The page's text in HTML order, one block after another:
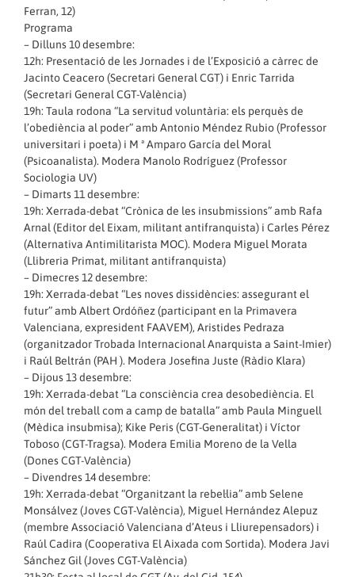
Ferran, 12)
Programa
– Dilluns 10 desembre:
12h: Presentació de les Jornades i de l’Exposició a càrrec de
Jacinto Ceacero (Secretari General CGT) i Enric Tarrida
(Secretari General CGT-València)
19h: Taula rodona “La servitud voluntària: els perquès de
l’obediència al poder” amb Antonio Méndez Rubio (Professor
universitari i poeta) i M ª Amparo García del Moral
(Psicoanalista). Modera Manolo Rodríguez (Professor
Sociologia UV)
– Dimarts 11 desembre:
19h: Xerrada-debat “Crònica de les insubmissions” amb Rafa
Arnal (Editor del Eixam, militant antifranquista) i Carles Pérez
(Alternativa Antimilitarista MOC). Modera Miguel Morata
(Llibreria Primat, militant antifranquista)
– Dimecres 12 desembre:
19h: Xerrada-debat “Les noves dissidències: assegurant el
futur” amb Albert Ordóñez (participant en la Primavera
Valenciana, expresident FAAVEM), Aristides Pedraza
(organitzador Trobada Internacional Anarquista a Saint-Imier)
i Raúl Beltrán (PAH ). Modera Josefina Juste (Ràdio Klara)
– Dijous 13 desembre:
19h: Xerrada-debat “La consciència crea desobediència. El
món del treball com a camp de batalla” amb Paula Minguell
(Mèdica insubmisa); Kike Peris (CGT-Generalitat) i Víctor
Toboso (CGT-Tragsa). Modera Emilia Moreno de la Vella
(Dones CGT-València)
– Divendres 14 desembre:
19h: Xerrada-debat “Organitzant la rebel·lia” amb Selene
Monsálvez (Joves CGT-València), Miguel Hernández Alepuz
(membre Associació Valenciana d’Ateus i Lliurepensadors) i
Raúl Cadira (Cooperativa El Aixada com Sortida). Modera Javi
Sánchez Gil (Joves CGT-València)